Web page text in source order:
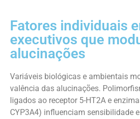
Fatores individuais
executivos que
alucinações
Variáveis biológicas e ambientais
valência das alucinações.
ligados ao receptor 5-HT2A e
CYP3A4) influenciam sensibilidade